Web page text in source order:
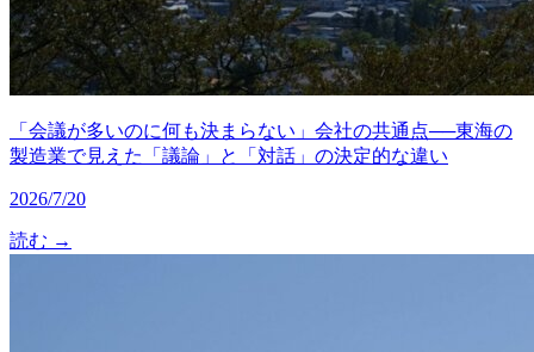
「会議が多いのに何も決まらない」会社の共通点──東海の
製造業で見えた「議論」と「対話」の決定的な違い
2026/7/20
読む →